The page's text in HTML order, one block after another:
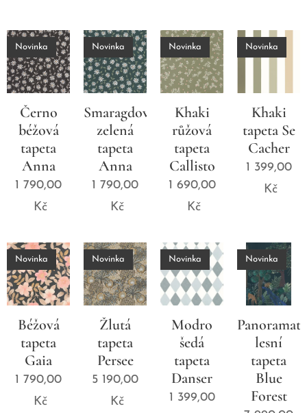
Černo
béžová
tapeta
Anna
Novinka
1 790,00
Kč
Smaragdově
zelená
tapeta
Anna
Novinka
1 790,00
Kč
Khaki
růžová
tapeta
Callisto
Novinka
1 690,00
Kč
Khaki
tapeta Se
Cacher
Novinka
1 399,00
Kč
Béžová
tapeta
Gaia
Novinka
1 790,00
Kč
Žlutá
tapeta
Persee
Novinka
5 190,00
Kč
Modro
šedá
tapeta
Danser
Novinka
1 399,00
lesní
tapeta
Blue
Forest
Novinka